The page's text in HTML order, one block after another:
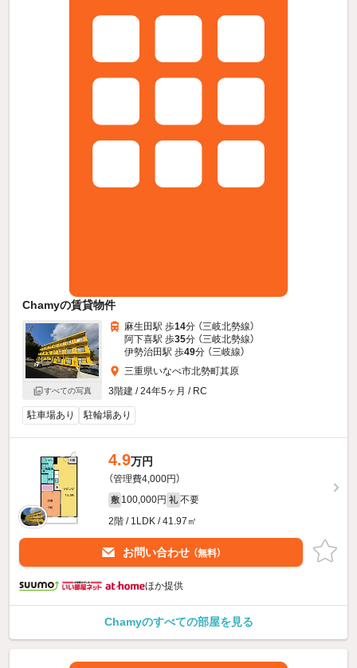
Chamyの賃貸物件
すべての写真
麻生田駅 歩14分 （三岐北勢線）
阿下喜駅 歩35分 （三岐北勢線）
伊勢治田駅 歩49分 （三岐線）
三重県いなべ市北勢町其原
3階建 / 24年5ヶ月 / RC
駐車場あり 駐輪場あり
4.9万円
（管理費4,000円）
敷 100,000円 礼 不要
2階 / 1LDK / 41.97㎡
お問い合わせ （無料）
ほか提供
Chamyのすべての部屋を見る